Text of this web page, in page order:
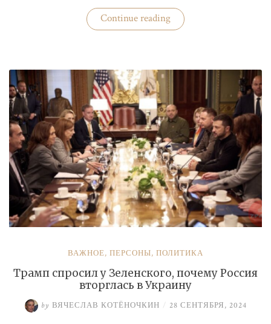
Continue reading«Бизнес
«добровольных
ВАЖНОЕ, ПЕРСОНЫ, ПОЛИТИКА
Трамп спросил у Зеленского, почему Россия
вторглась в Украину
by ВЯЧЕСЛАВ КОТЁНОЧКИН / 28 СЕНТЯБРЯ, 2024